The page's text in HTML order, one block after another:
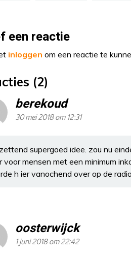
een reactie
inloggen om een reactie te
(2)
berekoud
30 mei 2018 om 12:31
supergoed idee. zou nu
voor mensen met een minimum
h ier vanochend over op de radio
oosterwijck
1 juni 2018 om 22:42